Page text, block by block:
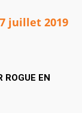
7 juillet 2019
ROGUE EN